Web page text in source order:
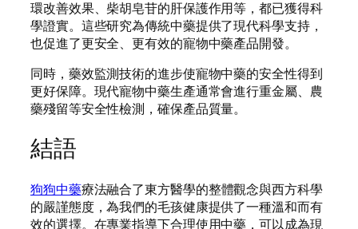
環改善效果、柴胡皂苷的肝保護作用等，都已獲得科
學證實。這些研究為傳統中藥提供了現代科學支持，
也促進了更安全、更有效的寵物中藥產品開發。
同時，藥效監測技術的進步使寵物中藥的安全性得到
更好保障。現代寵物中藥生產通常會進行重金屬、農
藥殘留等安全性檢測，確保產品質量。
結語
狗狗中藥療法融合了東方醫學的整體觀念與西方科學
的嚴謹態度，為我們的毛孩健康提供了一種溫和而有
效的選擇。在專業指導下合理使用中藥，可以成為現